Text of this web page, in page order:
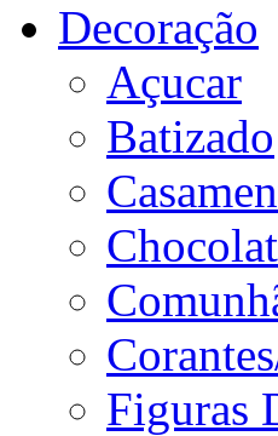
Decoração
Açucar
Batizado
Figuras